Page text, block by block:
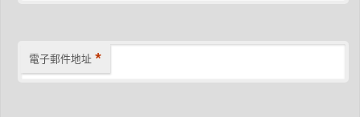
電子郵件地址 *